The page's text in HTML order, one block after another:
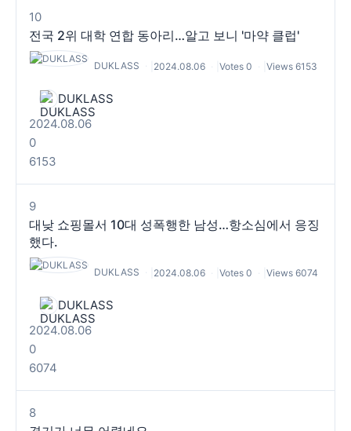
10
전국 2위 대학 연합 동아리…알고 보니 '마약 클럽'
DUKLASS 2024.08.06 Votes 0 Views 6153
DUKLASS
2024.08.06
0
6153
9
대낮 쇼핑몰서 10대 성폭행한 남성…항소심에서 응징
했다.
DUKLASS 2024.08.06 Votes 0 Views 6074
DUKLASS
2024.08.06
0
6074
8